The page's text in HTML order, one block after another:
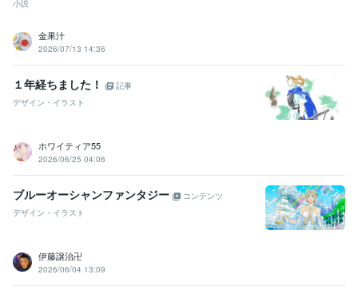
小説
金果汁
2026/07/13 14:36
１年経ちました！
記事
デザイン・イラスト
ホワイティア55
2026/06/25 04:06
ブルーオーシャンファンタジー
コンテンツ
デザイン・イラスト
伊藤譲治卍
2026/06/04 13:09